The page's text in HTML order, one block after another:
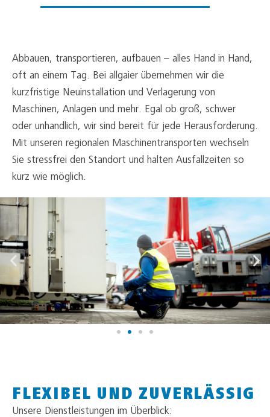
Abbauen, transportieren, aufbauen – alles Hand in Hand,
oft an einem Tag. Bei allgaier übernehmen wir die
kurzfristige Neuinstallation und Verlagerung von
Maschinen, Anlagen und mehr. Egal ob groß, schwer
oder unhandlich, wir sind bereit für jede Herausforderung.
Mit unseren regionalen Maschinentransporten wechseln
Sie stressfrei den Standort und halten Ausfallzeiten so
kurz wie möglich.
FLEXIBEL UND ZUVERLÄSSIG
Unsere Dienstleistungen im Überblick: